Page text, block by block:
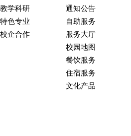
教学科研
特色专业
校企合作
通知公告
自助服务
服务大厅
校园地图
餐饮服务
住宿服务
文化产品